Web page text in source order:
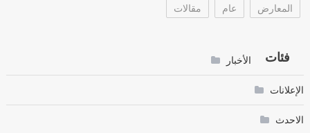
المعارض
عام مقالات
فئات الأخبار
الإعلانات
الاحدث